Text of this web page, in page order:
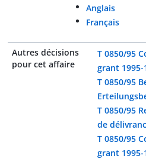
Anglais
Français
Autres décisions
pour cet affaire
T 0850/95
grant 1995-
T 0850/95
T 0850/95
de
T 0850/95
grant 1995-